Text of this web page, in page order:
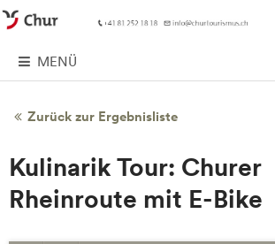
MENÜ
Zurück zur Ergebnisliste
Kulinarik Tour: Churer
Rheinroute mit E-Bike